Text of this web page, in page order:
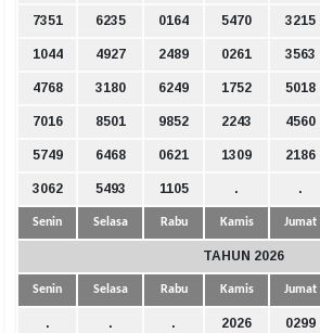
7351 6235 0164 5470 3215
1044 4927 2489 0261 3563
4768 3180 6249 1752 5018
7016 8501 9852 2243 4560
5749 6468 0621 1309 2186
3062 5493 1105 . .
Senin Selasa Rabu Kamis Jumat
TAHUN 2026
Senin Selasa Rabu Kamis Jumat
. . . 2026 0299